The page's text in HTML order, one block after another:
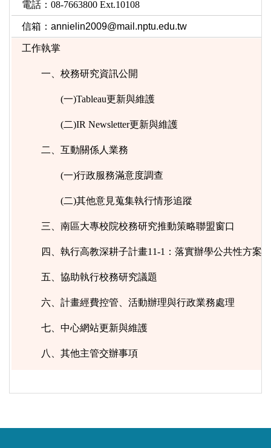
電話：08-7663800 Ext.10108
信箱： annielin2009@mail.nptu.edu.tw
工作執掌
一、校務研究資訊公開
(一)Tableau更新與維護
(二)IR Newsletter更新與維護
二、互動關係人業務
(一)行政服務滿意度調查
(二)其他意見蒐集執行情形追蹤
三、南區大專校院校務研究推動策略聯盟窗口
四、執行高教深耕子計畫11-1：落實辦學公共性方案
五、協助執行校務研究議題
六、計畫經費控管、活動辦理與行政業務處理
七、中心網站更新與維護
八、其他主管交辦事項